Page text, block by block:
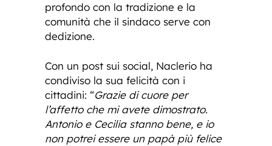
profondo con la tradizione e la
comunità che il sindaco serve con
dedizione.
Con un post sui social, Naclerio ha
condiviso la sua felicità con i
cittadini: “Grazie di cuore per
l’affetto che mi avete dimostrato.
Antonio e Cecilia stanno bene, e io
non potrei essere un papà più felice